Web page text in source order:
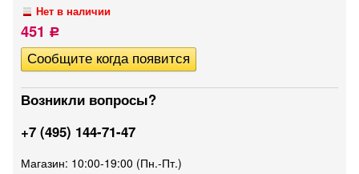
Нет в наличии
451 Р
Возникли вопросы?
+7 (495) 144-71-47
Магазин: 10:00-19:00 (Пн.-Пт.)